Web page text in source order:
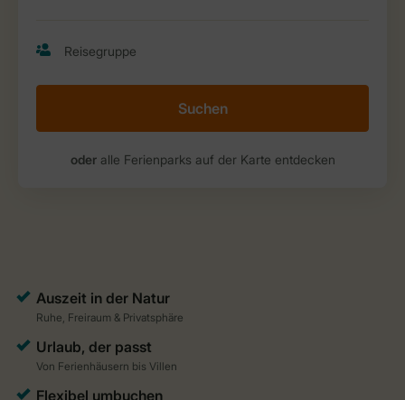
Suchen
oderalle Ferienparks auf der Karte entdecken